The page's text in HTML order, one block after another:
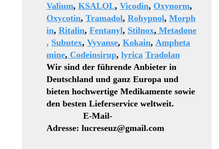
Valium, KSALOL, Vicodin, Oxynorm,
Oxycotin, Tramadol, Rohypnol, Morph
in, Ritalin, Fentanyl, Stilnox, Metadone
, Subutex, Vyvanse, Kokain, Ampheta
mine, Codeinsirup, lyrica Tradolan
Wir sind der führende Anbieter in
Deutschland und ganz Europa und
bieten hochwertige Medikamente sowie
den besten Lieferservice weltweit.
E-Mail-
Adresse: lucreseuz@gmail.com